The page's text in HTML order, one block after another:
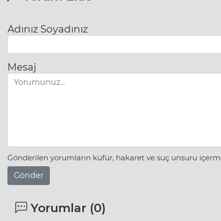
Adınız Soyadınız
Mesaj
Gönderilen yorumların küfür, hakaret ve suç unsuru
Gönder
Yorumlar (0)